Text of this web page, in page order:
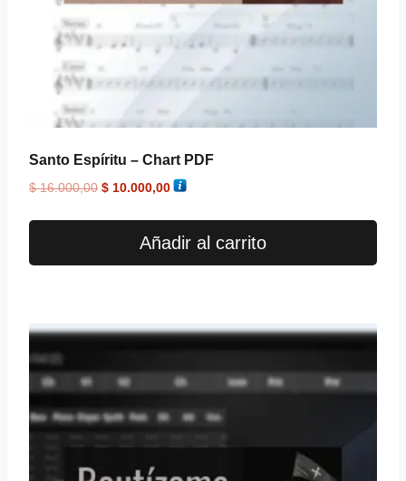
Santo Espíritu – Chart PDF
$16.000,00 $ 10.000,00
Añadir al carrito